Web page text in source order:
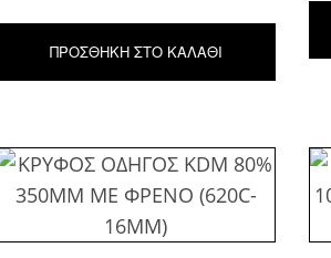
ΠΡΟΣΘΉΚΗ ΣΤΟ ΚΑΛΆΘΙ